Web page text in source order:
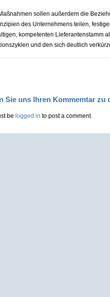
sollen außerdem die
des Unternehmens teilen,
kompetenten Lieferantenstamm
und den sich deutlich
Sie uns Ihren Kommemtar zu
be logged in to post a comment.